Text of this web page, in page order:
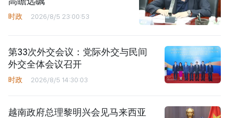
时政 2026/8/5 23:00:53
第33次外交会议：党际外交与民间
外交全体会议召开
时政 2026/8/5 14:30:03
越南政府总理黎明兴会见马来西亚